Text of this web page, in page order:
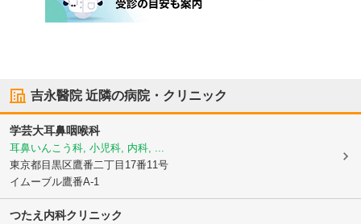
吉永醫院近隣の病院・クリニック
学芸大耳鼻咽喉科
耳鼻いんこう科, 小児科, 内科, ...
東京都目黒区鷹番二丁目17番11号
イムーブル鷹番A-1
つたえ内科クリニック